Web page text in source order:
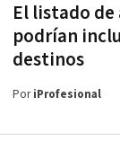
El listado
podrían
destinos
PoriProfesional